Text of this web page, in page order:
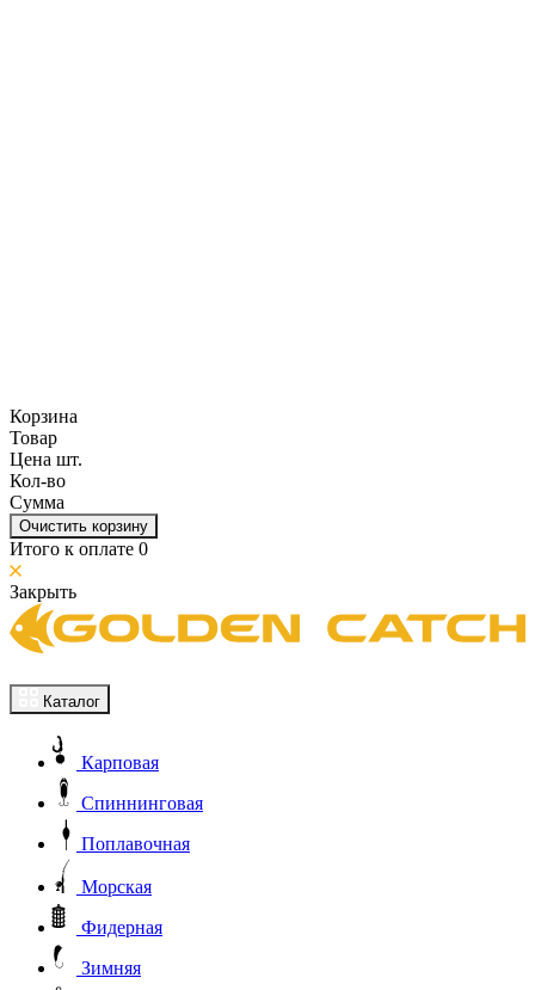
Корзина
Товар
Цена шт.
Кол-во
Сумма
Очистить корзину
Итого к оплате 0
Закрыть
Каталог
Карповая
Спиннинговая
Поплавочная
Морская
Фидерная
Зимняя